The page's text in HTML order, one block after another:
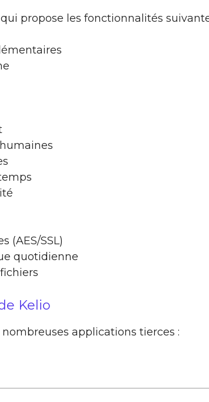
propose les fonctionnalités
(AES/SSL)
quotidienne
Kelio
applications tierces :